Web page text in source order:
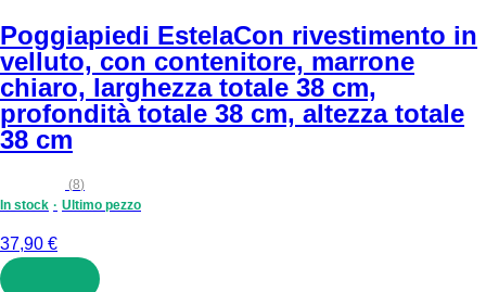
Poggiapiedi EstelaCon rivestimento in
velluto, con contenitore, marrone
chiaro, larghezza totale 38 cm,
profondità totale 38 cm, altezza totale
38 cm
(8)
In stock
Ultimo pezzo
37,90 €